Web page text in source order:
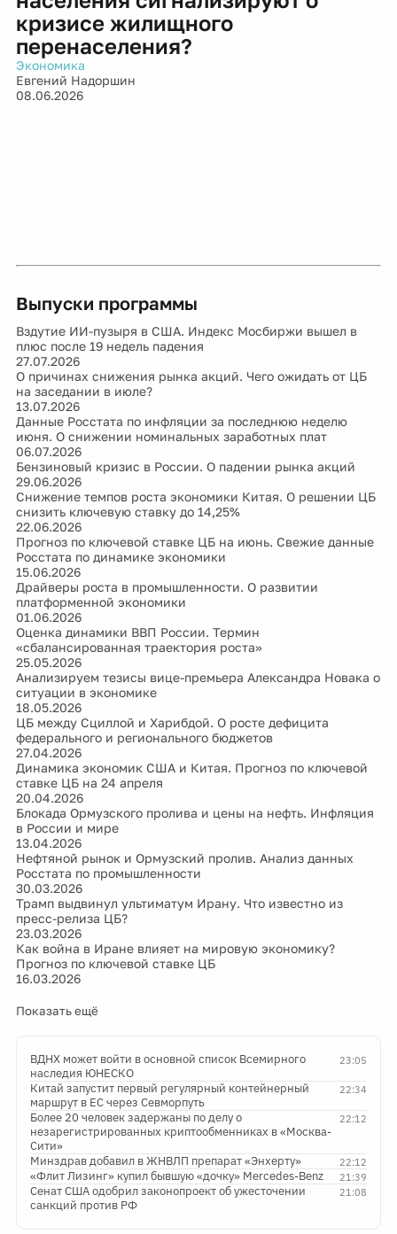
кризисе жилищного
перенаселения?
Экономика
Евгений Надоршин
08.06.2026
Выпуски программы
Вздутие ИИ-пузыря в США. Индекс Мосбиржи вышел в
плюс после 19 недель падения
27.07.2026
О причинах снижения рынка акций. Чего ожидать от ЦБ
на заседании в июле?
13.07.2026
Данные Росстата по инфляции за последнюю неделю
июня. О снижении номинальных заработных плат
06.07.2026
Бензиновый кризис в России. О падении рынка акций
29.06.2026
Снижение темпов роста экономики Китая. О решении ЦБ
снизить ключевую ставку до 14,25%
22.06.2026
Прогноз по ключевой ставке ЦБ на июнь. Свежие данные
Росстата по динамике экономики
15.06.2026
Драйверы роста в промышленности. О развитии
платформенной экономики
01.06.2026
Оценка динамики ВВП России. Термин
«сбалансированная траектория роста»
25.05.2026
Анализируем тезисы вице-премьера Александра Новака о
ситуации в экономике
18.05.2026
ЦБ между Сциллой и Харибдой. О росте дефицита
федерального и регионального бюджетов
27.04.2026
Динамика экономик США и Китая. Прогноз по ключевой
ставке ЦБ на 24 апреля
20.04.2026
Блокада Ормузского пролива и цены на нефть. Инфляция
в России и мире
13.04.2026
Нефтяной рынок и Ормузский пролив. Анализ данных
Росстата по промышленности
30.03.2026
Трамп выдвинул ультиматум Ирану. Что известно из
пресс-релиза ЦБ?
23.03.2026
Как война в Иране влияет на мировую экономику?
Прогноз по ключевой ставке ЦБ
16.03.2026
Показать ещё
23:05
ВДНХ может войти в основной список Всемирного
наследия ЮНЕСКО
22:34
Китай запустит первый регулярный контейнерный
маршрут в ЕС через Севморпуть
22:12
Более 20 человек задержаны по делу о
незарегистрированных криптообменниках в «Москва-
Сити»
22:12
Минздрав добавил в ЖНВЛП препарат «Энхерту»
21:39
«Флит Лизинг» купил бывшую «дочку» Mercedes-Benz
21:08
Сенат США одобрил законопроект об ужесточении
санкций против РФ